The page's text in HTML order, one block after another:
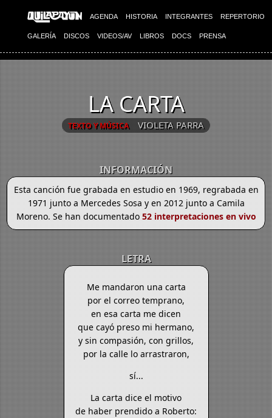
AGENDA HISTORIA INTEGRANTES REPERTORIO
GALERÍA DISCOS VIDEOS/AV LIBROS DOCS PRENSA
LA CARTA
TEXTO Y MÚSICA VIOLETA PARRA
INFORMACIÓN
Esta canción fue grabada en estudio en 1969, regrabada en
1971 junto a Mercedes Sosa y en 2012 junto a Camila
Moreno. Se han documentado52 interpretaciones en vivo
LETRA
Me mandaron una carta
por el correo temprano,
en esa carta me dicen
que cayó preso mi hermano,
y sin compasión, con grillos,
por la calle lo arrastraron,
sí...
La carta dice el motivo
de haber prendido a Roberto: